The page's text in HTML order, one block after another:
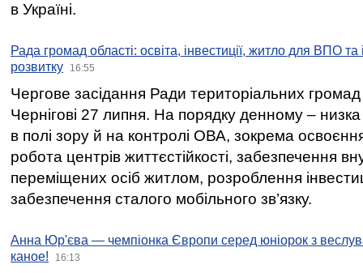
в Україні.
Рада громад області: освіта, інвестиції, житло для ВПО
розвитку
16:55
Чергове засідання Ради територіальних громад
Чернігові 27 липня. На порядку денному –
в полі зору й на контролі ОВА, зокрема освоєння
робота центрів життєстійкості, забезпечення
переміщених осіб житлом, розроблення
забезпечення сталого мобільного зв’язку.
Анна Юр'єва — чемпіонка Європи серед юніорок з
каное!
16:13